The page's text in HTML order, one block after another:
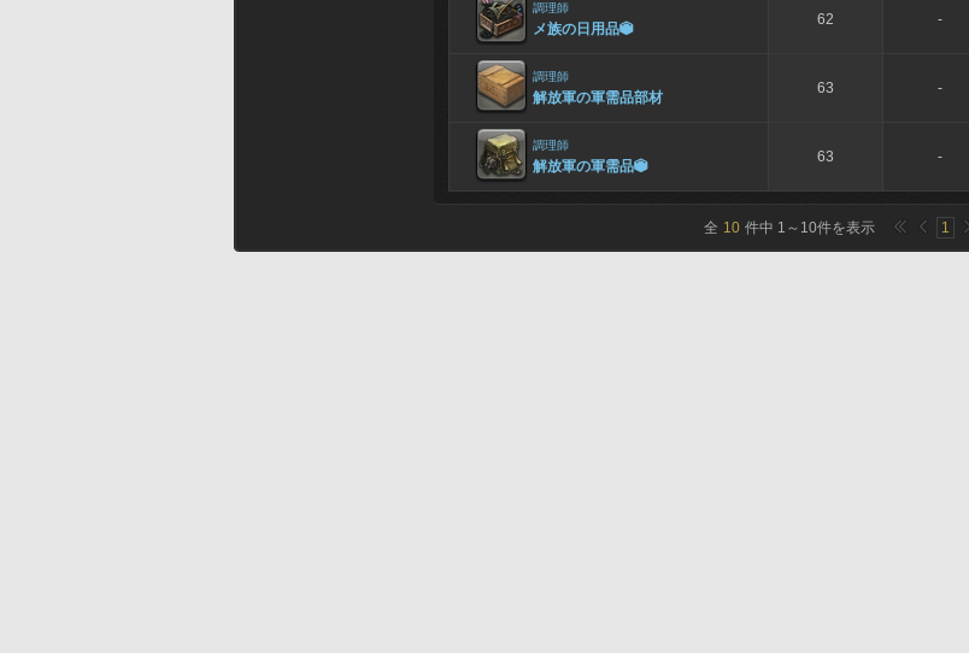
調理師
メ族の日用品
62 -
調理師
解放軍の軍需品部材
63 -
調理師
解放軍の軍需品
63 -
全 10 件中 1 ～ 10件を表示 1